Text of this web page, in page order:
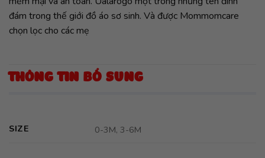
đám trong thế giới đồ áo sơ sinh. Và được Mommomcare
chọn lọc cho các mẹ
THÔNG TIN BỔ SUNG
SIZE 0-3M, 3-6M